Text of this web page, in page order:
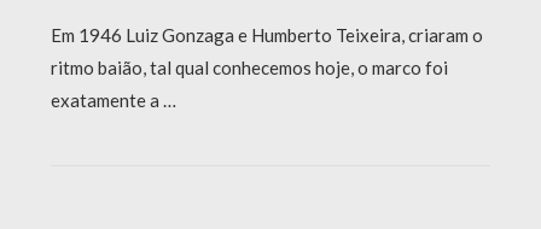
Em 1946 Luiz Gonzaga e Humberto Teixeira, criaram o
ritmo baião, tal qual conhecemos hoje, o marco foi
exatamente a …